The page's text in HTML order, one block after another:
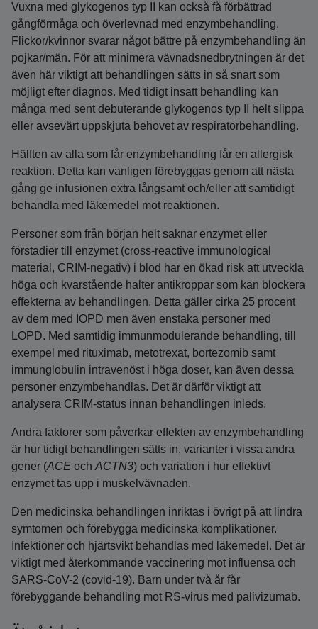
Vuxna med glykogenos typ II kan också få förbättrad
gångförmåga och överlevnad med enzymbehandling.
Flickor/kvinnor svarar något bättre på enzymbehandling än
pojkar/män. För att minimera vävnadsnedbrytningen är det
även här viktigt att behandlingen sätts in så snart som
möjligt efter diagnos. Med tidigt insatt behandling kan
många med sent debuterande glykogenos typ II helt slippa
eller avsevärt uppskjuta behovet av respiratorbehandling.
Hälften av alla som får enzymbehandling får en allergisk
reaktion. Detta kan vanligen förebyggas genom att nästa
gång ge infusionen extra långsamt och/eller att samtidigt
behandla med läkemedel mot reaktionen.
Personer som från början helt saknar enzymet eller
förstadier till enzymet (cross-reactive immunological
material, CRIM-negativ) i blod har en ökad risk att utveckla
höga och kvarstående halter antikroppar som kan blockera
effekterna av behandlingen. Detta gäller cirka 25 procent
av dem med IOPD men även enstaka personer med
LOPD. Med samtidig immunmodulerande behandling, till
exempel med rituximab, metotrexat, bortezomib samt
immunglobulin intravenöst i höga doser, kan även dessa
personer enzymbehandlas. Det är därför viktigt att
analysera CRIM-status innan behandlingen inleds.
Andra faktorer som påverkar effekten av enzymbehandling
är hur tidigt behandlingen sätts in, varianter i vissa andra
gener (ACE och ACTN3) och variation i hur effektivt
enzymet tas upp i muskelvävnaden.
Den medicinska behandlingen inriktas i övrigt på att lindra
symtomen och förebygga medicinska komplikationer.
Infektioner och hjärtsvikt behandlas med läkemedel. Det är
viktigt med återkommande vaccinering mot influensa och
SARS-CoV-2 (covid-19). Barn under två år får
förebyggande behandling mot RS-virus med palivizumab.